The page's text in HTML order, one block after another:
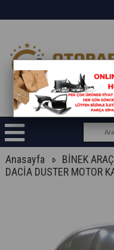
Anasayfa BİNEK
DACİA DUSTER MOTOR